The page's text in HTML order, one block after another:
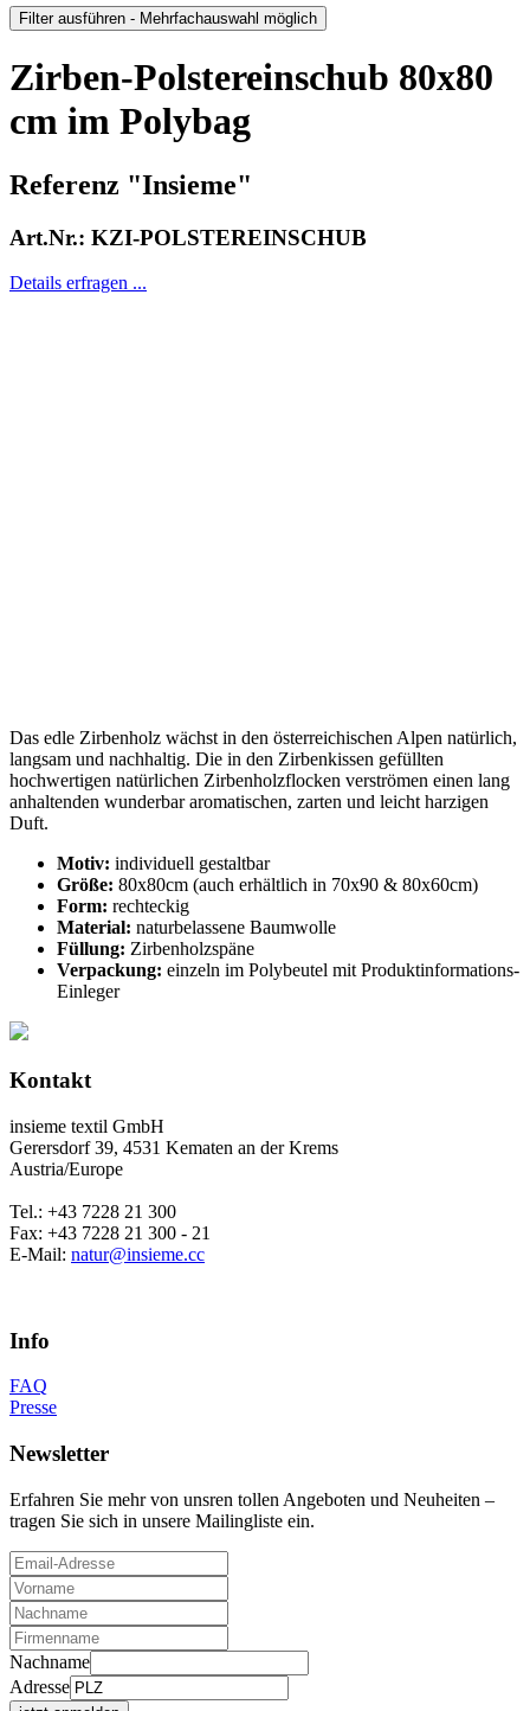
Zirben-Polstereinschub 80x80
cm im Polybag
Referenz "Insieme"
Art.Nr.: KZI-POLSTEREINSCHUB
Details erfragen ...
Das edle Zirbenholz wächst in den österreichischen Alpen natürlich,
langsam und nachhaltig. Die in den Zirbenkissen gefüllten
hochwertigen natürlichen Zirbenholzflocken verströmen einen lang
anhaltenden wunderbar aromatischen, zarten und leicht harzigen
Duft.
Motiv: individuell gestaltbar
Größe: 80x80cm (auch erhältlich in 70x90 & 80x60cm)
Form: rechteckig
Material: naturbelassene Baumwolle
Füllung: Zirbenholzspäne
Verpackung: einzeln im Polybeutel mit Produktinformations-
Einleger
Kontakt
insieme textil GmbH
Gerersdorf 39, 4531 Kematen an der Krems
Austria/Europe
Tel.: +43 7228 21 300
Fax: +43 7228 21 300 - 21
E-Mail: natur@insieme.cc
Info
FAQ
Presse
Newsletter
Erfahren Sie mehr von unsren tollen Angeboten und Neuheiten –
tragen Sie sich in unsere Mailingliste ein.
Nachname
Adresse